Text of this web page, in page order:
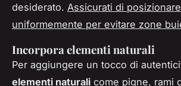
desiderato. Assicurati di
uniformemente per evitare zone
Incorpora elementi naturali
Per aggiungere un tocco di
elementi naturali come pigne, rami